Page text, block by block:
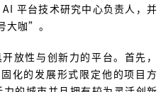
平台技术研究中心负责人，并
大咖”。
放性与创新力的平台。首先，
化的发展形式限定他的项目方